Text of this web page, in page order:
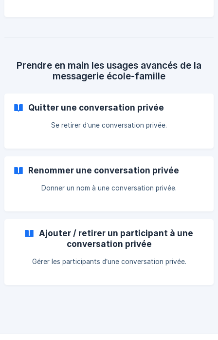
Prendre en main les usages avancés de la
messagerie école-famille
Quitter une conversation privée
Se retirer d’une conversation privée.
Renommer une conversation privée
Donner un nom à une conversation privée.
Ajouter / retirer un participant à une
conversation privée
Gérer les participants d’une conversation privée.